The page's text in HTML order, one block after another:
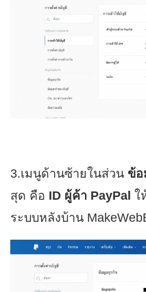
3.เมนูด้านซ้ายในส่วน ข้อ
สุด คือ ID ผู้ค้า PayPal ใ
ระบบหลังบ้าน